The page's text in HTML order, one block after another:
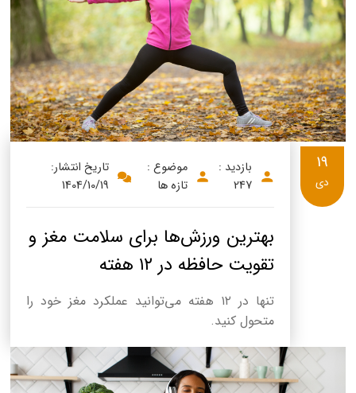
کشک
خامه
سینما دوماس
رادیو دوماس
دانستنی های سلامت
گالری تصاویر
English
Russian
Arabic
بازدید :
247
موضوع :
تازه ها
تاریخ انتشار:
1404/10/19
بهترین ورزش‌ها برای سلامت مغز و
تقویت حافظه در ۱۲ هفته
تنها در ۱۲ هفته می‌توانید عملکرد مغز خود را
متحول کنید.
19
دی